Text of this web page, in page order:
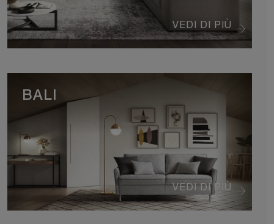
VEDI DI PIÙ
VEDI DI PIÙ
BALI